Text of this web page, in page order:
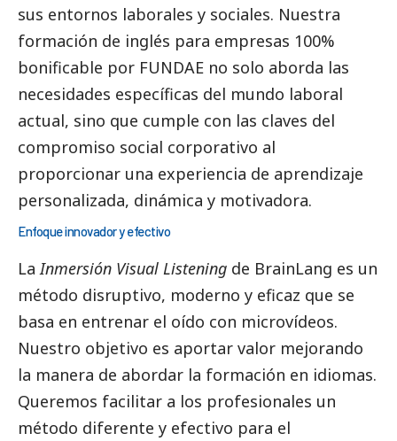
sus entornos laborales y sociales. Nuestra
formación de inglés para empresas 100%
bonificable por FUNDAE no solo aborda las
necesidades específicas del mundo laboral
actual, sino que cumple con las claves del
compromiso social corporativo al
proporcionar una experiencia de aprendizaje
personalizada, dinámica y motivadora.
Enfoque innovador y efectivo
LaInmersión Visual Listening de BrainLang es un
método disruptivo, moderno y eficaz que se
basa en entrenar el oído con microvídeos.
Nuestro objetivo es aportar valor mejorando
la manera de abordar la formación en idiomas.
Queremos facilitar a los profesionales un
método diferente y efectivo para el